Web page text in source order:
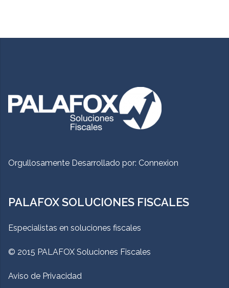
Orgullosamente Desarrollado por: Connexion
PALAFOX SOLUCIONES FISCALES
Especialistas en soluciones fiscales
© 2015 PALAFOX Soluciones Fiscales
Aviso de Privacidad